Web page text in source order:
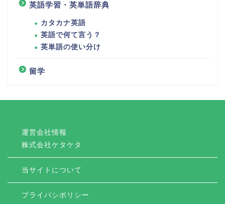
英語学習・英単語辞典
カタカナ英語
英語で何て言う？
英単語の使い分け
留学
運営会社情報
株式会社ケタケタ
当サイトについて
プライバシポリシー